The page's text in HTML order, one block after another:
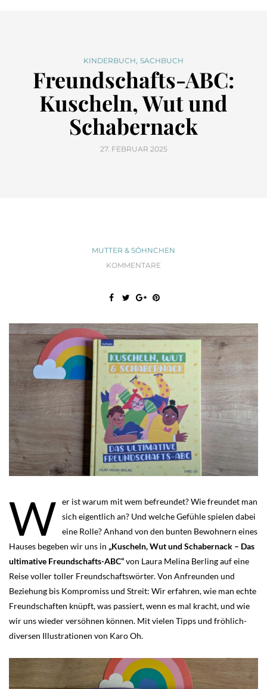
KINDERBUCH, SACHBUCH
Freundschafts-ABC:
Kuscheln, Wut und
Schabernack
27. FEBRUAR 2025
MUTTER & SÖHNCHEN
KOMMENTARE
W er ist warum mit wem befreundet? Wie freundet man
sich eigentlich an? Und welche Gefühle spielen dabei
eine Rolle? Anhand von den bunten Bewohnern eines
Hauses begeben wir uns in „Kuscheln, Wut und Schabernack – Das
ultimative Freundschafts-ABC“von Laura Melina Berling auf eine
Reise voller toller Freundschaftswörter. Von Anfreunden und
Beziehung bis Kompromiss und Streit: Wir erfahren, wie man echte
Freundschaften knüpft, was passiert, wenn es mal kracht, und wie
wir uns wieder versöhnen können. Mit vielen Tipps und fröhlich-
diversen Illustrationen von Karo Oh.